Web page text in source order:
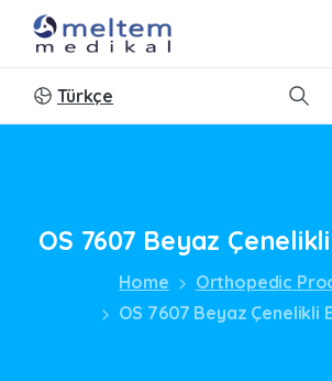
Türkçe
Search
OS 7607 Beyaz Çenelikli
Home
Orthopedic
OS 7607 Beyaz Çenelikli